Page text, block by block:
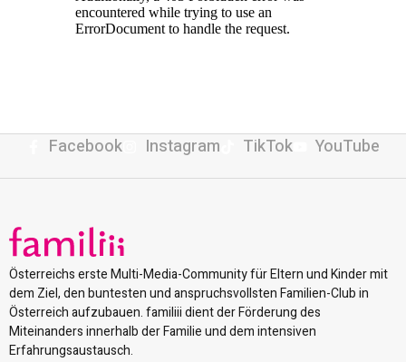
Facebook Instagram TikTok YouTube
Österreichs erste Multi-Media-Community für Eltern und Kinder mit
dem Ziel, den buntesten und anspruchsvollsten Familien-Club in
Österreich aufzubauen. familiii dient der Förderung des
Miteinanders innerhalb der Familie und dem intensiven
Erfahrungsaustausch.